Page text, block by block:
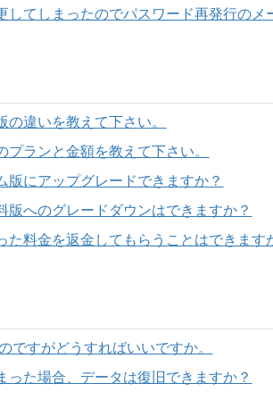
してしまったのでパスワード再発行のメ
違いを教えて下さい。
ランと金額を教えて下さい。
版にアップグレードできますか？
版へのグレードダウンはできますか？
た料金を返金してもらうことはできます
ですがどうすればいいですか。
った場合、データは復旧できますか？